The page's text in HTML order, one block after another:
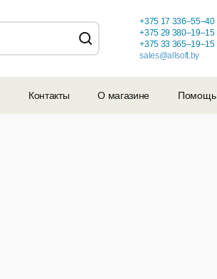
+375 17 336–55–40
+375 29 380–19–15
+375 33 365–19–15
sales@allsoft.by
Контакты О магазине Помощь